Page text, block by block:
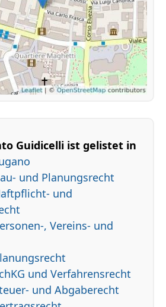
Guidicelli ist gelistet in
und Planungsrecht
und
, Vereins- und
und Verfahrensrecht
und Abgaberecht